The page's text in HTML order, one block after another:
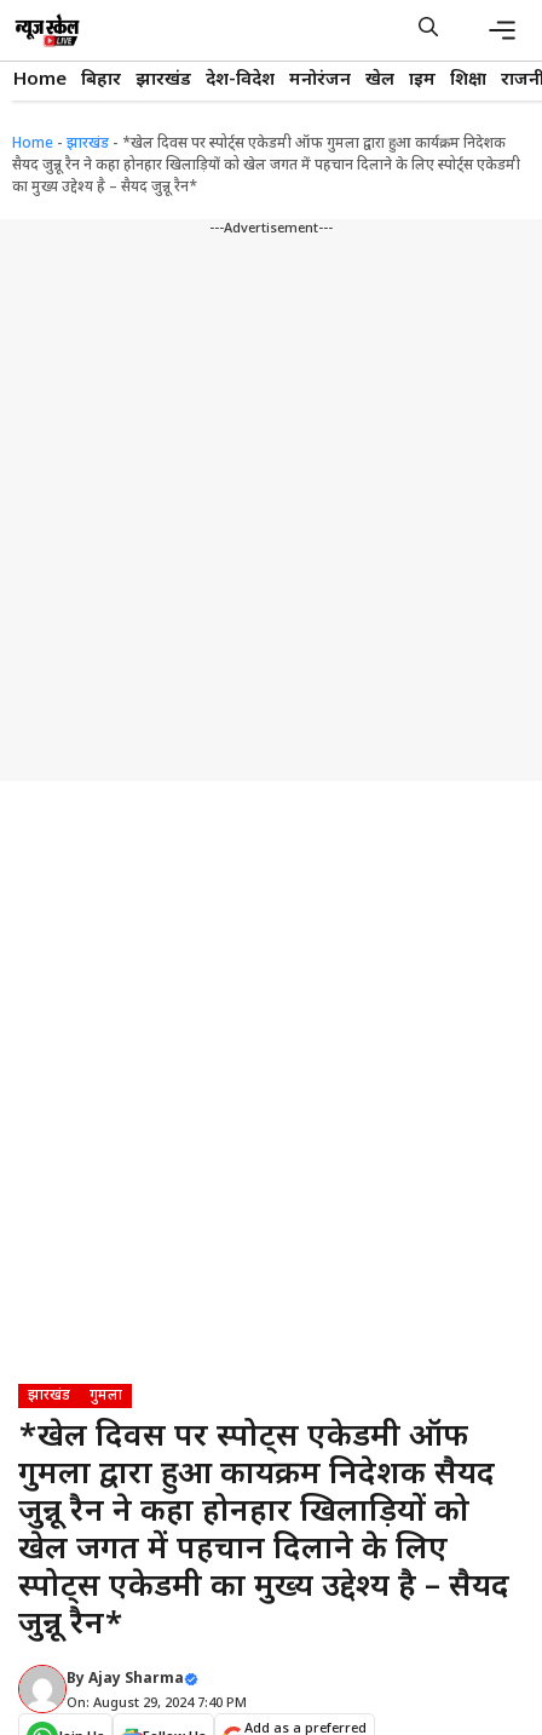
content
Home बिहार झारखंड देश-विदेश मनोरंजन खेल क्राइम शिक्षा
Home - झारखंड - *खेल दिवस पर स्पोर्ट्स एकेडमी ऑफ गुमला द्वारा हुआ कार्यक्रम निदेशक
सैयद जुन्नू रैन ने कहा होनहार खिलाड़ियों को खेल जगत में पहचान दिलाने के लिए स्पोर्ट्स एकेडमी
का मुख्य उद्देश्य है – सैयद जुन्नू रैन*
---Advertisement---
झारखंड गुमला
*खेल दिवस पर स्पोर्ट्स एकेडमी ऑफ
गुमला द्वारा हुआ कार्यक्रम निदेशक सैयद
जुन्नू रैन ने कहा होनहार खिलाड़ियों को
खेल जगत में पहचान दिलाने के लिए
स्पोर्ट्स एकेडमी का मुख्य उद्देश्य है – सैयद
जुन्नू रैन*
ByAjay Sharma
On: August 29, 2024 7:40 PM
Add as a preferred